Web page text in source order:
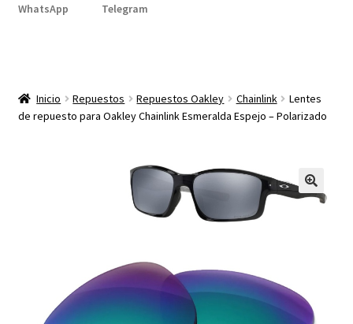
WhatsApp Telegram
Inicio Repuestos Repuestos Oakley Chainlink
Lentes
de repuesto para Oakley Chainlink Esmeralda Espejo – Polarizado